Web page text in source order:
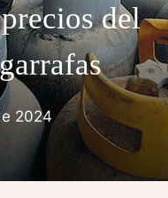
del
2024